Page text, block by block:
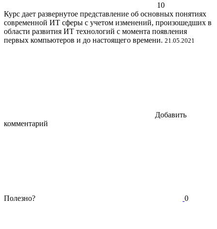
10
Курс дает развернутое представление об основных понятиях
современной ИТ сферы с учетом изменений, произошедших в
области развития ИТ технологий с момента появления
первых компьютеров и до настоящего времени. 21.05.2021
Добавить
комментарий
Полезно? 0